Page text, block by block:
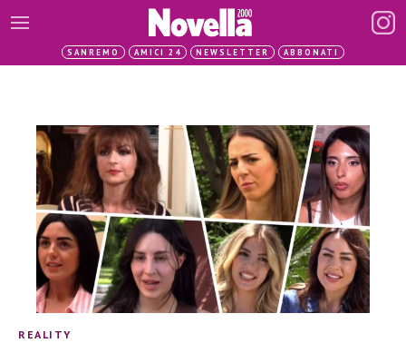
SANREMO AMICI 24 NEWSLETTER ABBONATI
REALITY